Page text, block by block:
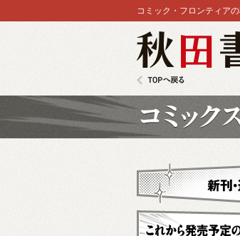
コミック・フロンティア
新刊・近刊